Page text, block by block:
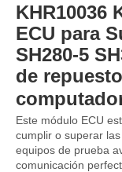
KHR10036
ECU para
SH280-5
de
Este módulo ECU
cumplir o superar
equipos de prueba
comunicación